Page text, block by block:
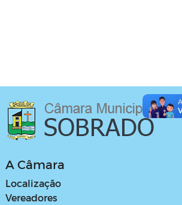
A Câmara
Localização
Vereadores